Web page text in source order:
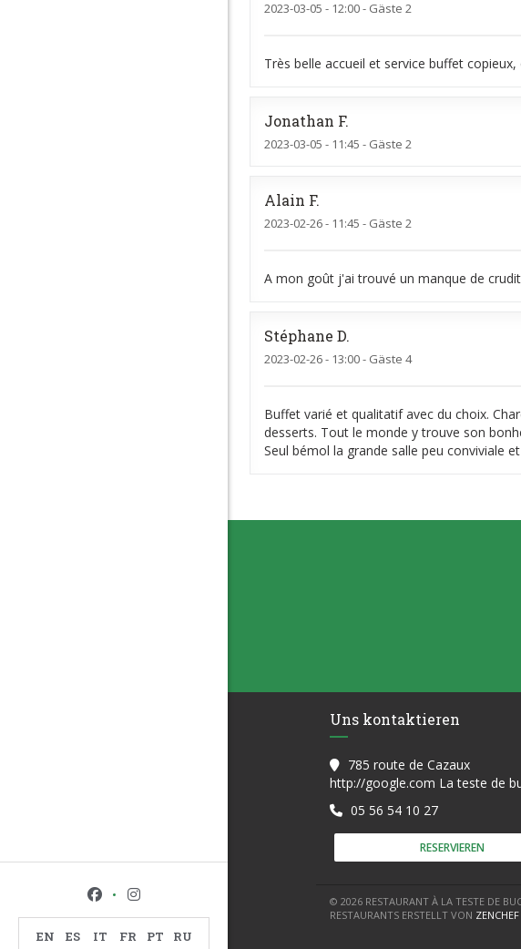
Facebook ((öffnet ein neues Fenster))
Instagram ((öffnet ein neues Fenster))
EN ES IT FR PT RU
2023-03-05 - 12:00 - Gäste 2
Très belle accueil et service buffet
Jonathan F
2023-03-05 - 11:45 - Gäste 2
Alain F
2023-02-26- 11:45 - Gäste 2
A mon goût j'ai trouvé un manque de
Stéphane D
2023-02-26- 13:00 - Gäste 4
Buffet varié et qualitatif avec du choix.
desserts. Tout le monde y trouve son
Seul bémol la grande salle peu conviviale
Uns kontaktieren
785 route de Cazaux
http://google.com La teste de
05 56 54 10 27
RESERVIEREN
© 2026 RESTAURANT À LA TESTE DE
RESTAURANTS ERSTELLT VON ZENCHEF